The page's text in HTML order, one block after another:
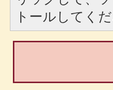
トールしてくだ